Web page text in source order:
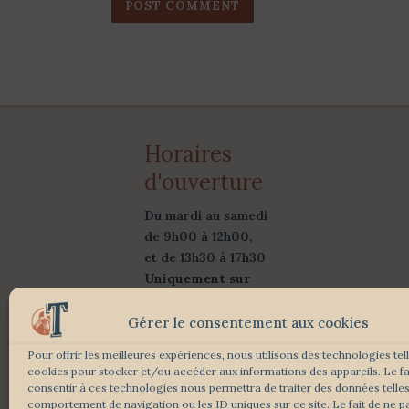
Gérer le consentement aux cookies
Pour offrir les meilleures expériences, nous utilisons des technologies
cookies pour stocker et/ou accéder aux informations des appareils. Le
consentir à ces technologies nous permettra de traiter des données
comportement de navigation ou les ID uniques sur ce site. Le fait de ne
Horaires
d'ouverture
Du mardi au samedi
de 9h00 à 12h00,
et de 13h30 à 17h30
Uniquement sur
Suivez-Nous :